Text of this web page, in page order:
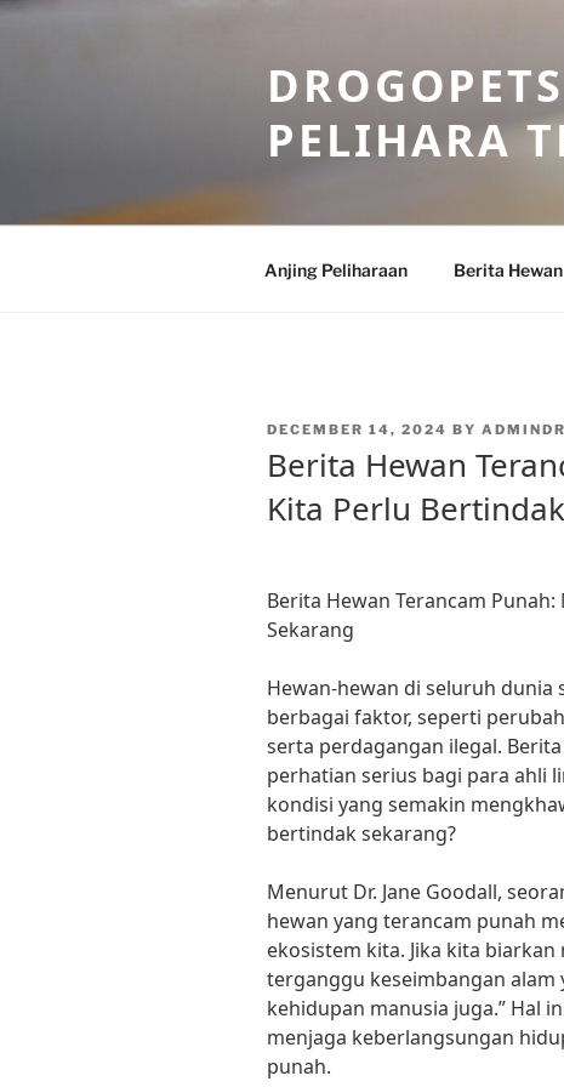
Skip
PELIHARA
Anjing Peliharaan Berita Hewan
POSTED
DECEMBER 14, 2024 BY
Berita Hewan
Kita Perlu
Berita Hewan Terancam
Sekarang
Hewan-hewan di seluruh
berbagai faktor, seperti
serta perdagangan ilegal.
perhatian serius bagi para ahli
kondisi yang semakin
bertindak sekarang?
Menurut Dr. Jane Goodall,
hewan yang terancam punah
ekosistem kita. Jika kita
terganggu keseimbangan
kehidupan manusia juga.” Hal
menjaga keberlangsungan
punah.